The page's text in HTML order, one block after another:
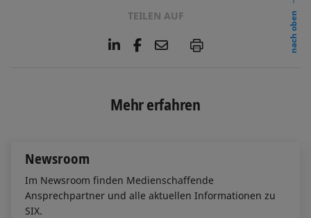
TEILEN AUF
L
e
d
F
o
E
l
P
nach oben
Mehr erfahren
Newsroom
Im Newsroom finden Medienschaffende
Ansprechpartner und alle aktuellen Informationen zu
SIX.